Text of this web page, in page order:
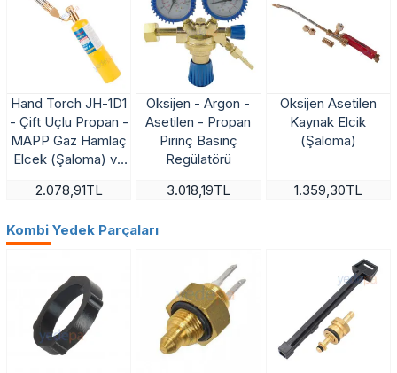
Hand Torch JH-1D1
- Çift Uçlu Propan -
MAPP Gaz Hamlaç
Elcek (Şaloma) ve
Kartuşu
2.078,91TL
Oksijen - Argon -
Asetilen - Propan
Pirinç Basınç
Regülatörü
3.018,19TL
Oksijen Asetilen
Kaynak Elcik
(Şaloma)
1.359,30TL
Kombi Yedek Parçaları